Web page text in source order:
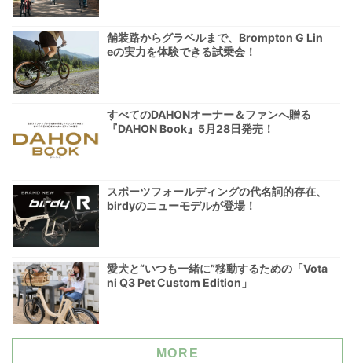
舗装路からグラベルまで、Brompton G Lin
eの実力を体験できる試乗会！
すべてのDAHONオーナー＆ファンへ贈る
『DAHON Book』5月28日発売！
スポーツフォールディングの代名詞的存在、
birdyのニューモデルが登場！
愛犬と“いつも一緒に”移動するための「Vota
ni Q3 Pet Custom Edition」
MORE